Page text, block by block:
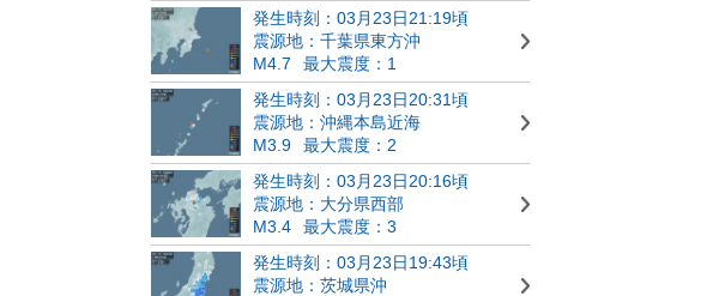
発生時刻：03月23日21:19頃
震源地：千葉県東方沖
M4.7
最大震度：1
発生時刻：03月23日20:31頃
震源地：沖縄本島近海
M3.9
最大震度：2
発生時刻：03月23日20:16頃
震源地：大分県西部
M3.4
最大震度：3
発生時刻：03月23日19:43頃
震源地：茨城県沖